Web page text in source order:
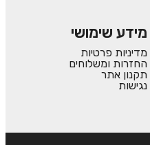
מידע שימושי
מדיניות פרטיות
החזרות ומשלוחים
תקנון אתר
נגישות